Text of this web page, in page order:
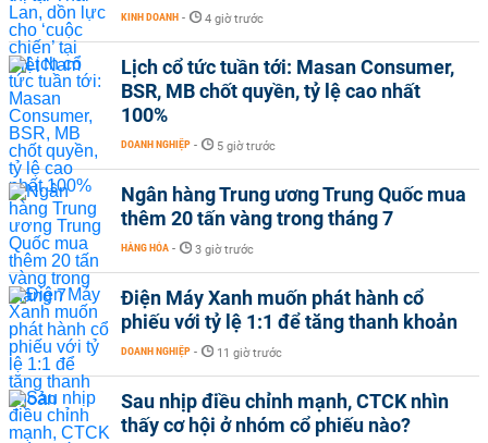
KINH DOANH - 4 giờ trước
Lịch cổ tức tuần tới: Masan Consumer,
BSR, MB chốt quyền, tỷ lệ cao nhất
100%
DOANH NGHIỆP - 5 giờ trước
Ngân hàng Trung ương Trung Quốc mua
thêm 20 tấn vàng trong tháng 7
HÀNG HÓA - 3 giờ trước
Điện Máy Xanh muốn phát hành cổ
phiếu với tỷ lệ 1:1 để tăng thanh khoản
DOANH NGHIỆP - 11 giờ trước
Sau nhịp điều chỉnh mạnh, CTCK nhìn
thấy cơ hội ở nhóm cổ phiếu nào?